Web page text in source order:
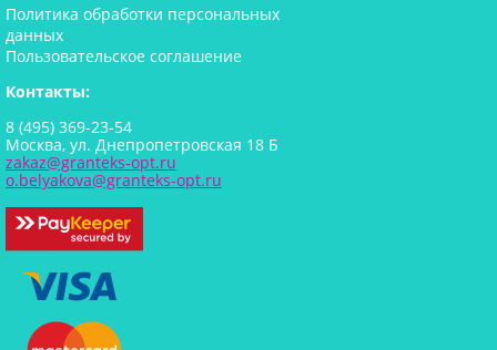
Политика обработки персональных
данных
Пользовательское соглашение
Контакты:
8 (495) 369-23-54
Москва, ул. Днепропетровская 18 Б
zakaz@granteks-opt.ru
o.belyakova@granteks-opt.ru